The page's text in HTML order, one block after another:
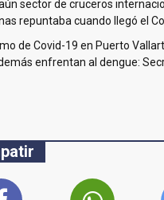
sector de cruceros
repuntaba cuando llegó el
de Covid-19 en Puerto
enfrentan al dengue: